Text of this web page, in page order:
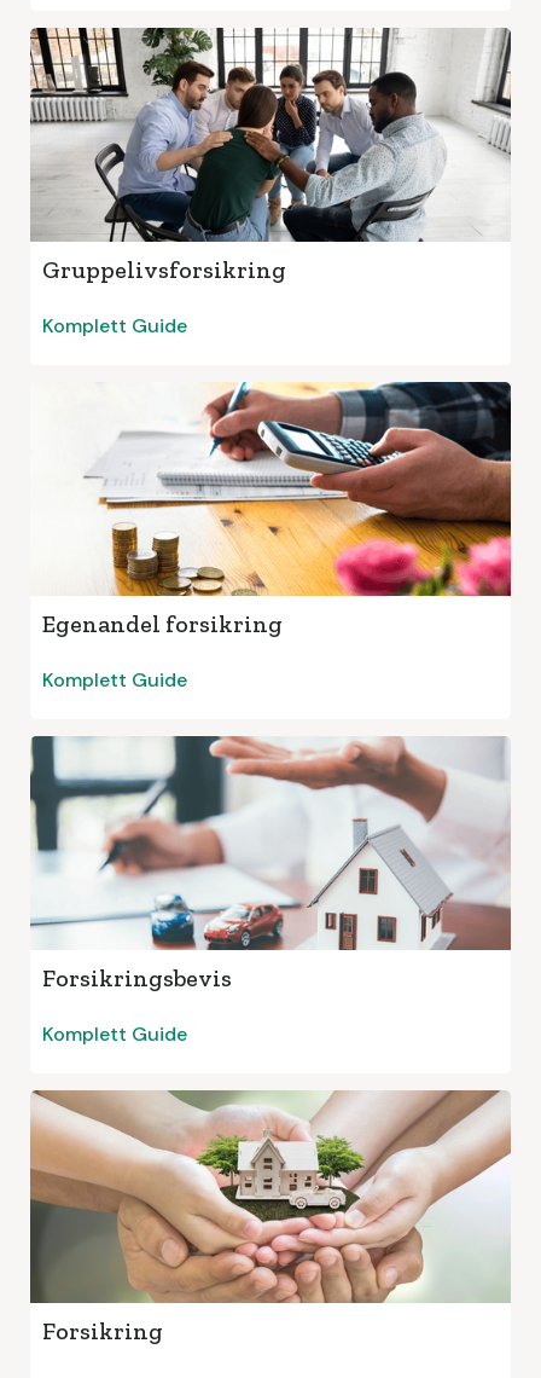
Gruppelivsforsikring
Komplett Guide
Egenandel forsikring
Komplett Guide
Forsikringsbevis
Komplett Guide
Forsikring